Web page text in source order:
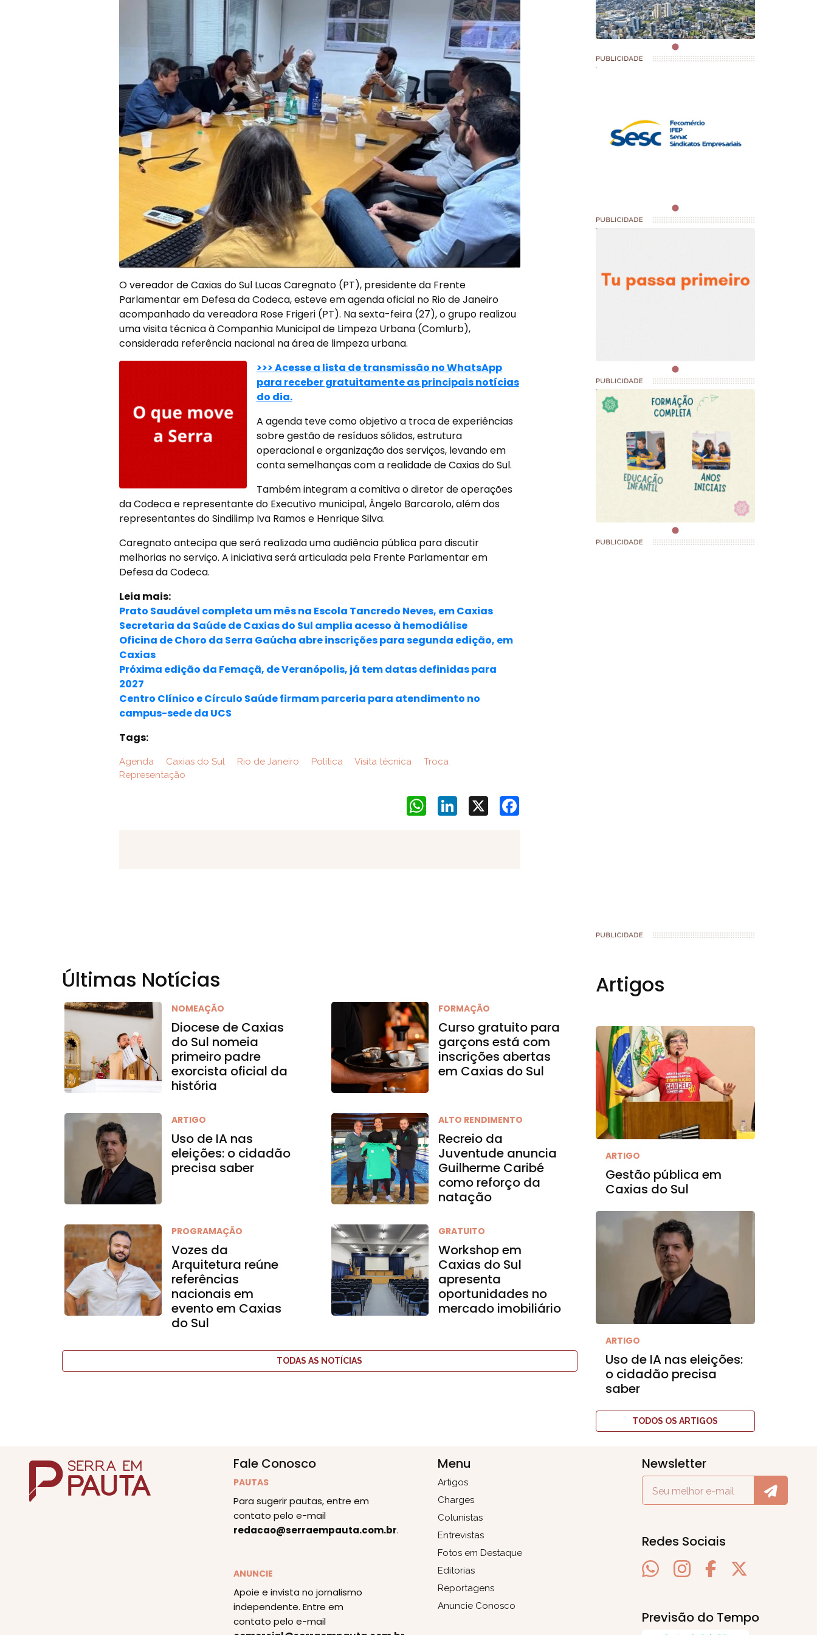
O vereador de Caxias do Sul Lucas Caregnato (PT), presidente da Frente
Parlamentar em Defesa da Codeca, esteve em agenda oficial no Rio de Janeiro
acompanhado da vereadora Rose Frigeri (PT). Na sexta-feira (27), o grupo realizou
uma visita técnica à Companhia Municipal de Limpeza Urbana (Comlurb),
considerada referência nacional na área de limpeza urbana.
>>> Acesse a lista de transmissão no WhatsApp
para receber gratuitamente as principais notícias
do dia.
A agenda teve como objetivo a troca de experiências
sobre gestão de resíduos sólidos, estrutura
operacional e organização dos serviços, levando em
conta semelhanças com a realidade de Caxias do Sul.
Também integram a comitiva o diretor de operações
da Codeca e representante do Executivo municipal, Ângelo Barcarolo, além dos
representantes do Sindilimp Iva Ramos e Henrique Silva.
Caregnato antecipa que será realizada uma audiência pública para discutir
melhorias no serviço. A iniciativa será articulada pela Frente Parlamentar em
Defesa da Codeca.
Leia mais:
Prato Saudável completa um mês na Escola Tancredo Neves, em Caxias
Secretaria da Saúde de Caxias do Sul amplia acesso à hemodiálise
Oficina de Choro da Serra Gaúcha abre inscrições para segunda edição, em
Caxias
Próxima edição da Femaçã, de Veranópolis, já tem datas definidas para
2027
Centro Clínico e Círculo Saúde firmam parceria para atendimento no
campus-sede da UCS
Tags:
Agenda Caxias do Sul Rio de Janeiro Política Visita técnica
Troca
Representação
Facebook
X
LinkedIn
WhatsApp
Últimas Notícias
NOMEAÇÃO
Diocese de Caxias
do Sul nomeia
primeiro padre
exorcista oficial da
história
FORMAÇÃO
Curso gratuito para
garçons está com
inscrições abertas
em Caxias do Sul
ARTIGO
Uso de IA nas
eleições: o cidadão
precisa saber
ALTO RENDIMENTO
Recreio da
Juventude anuncia
Guilherme Caribé
como reforço da
natação
PROGRAMAÇÃO
Vozes da
Arquitetura reúne
referências
nacionais em
evento em Caxias
do Sul
GRATUITO
Workshop em
Caxias do Sul
apresenta
oportunidades no
mercado imobiliário
TODAS AS NOTÍCIAS
Artigos
ARTIGO
Gestão pública em
Caxias do Sul
ARTIGO
Uso de IA nas eleições:
o cidadão precisa
saber
TODOS OS ARTIGOS
Fale Conosco
PAUTAS
Para sugerir pautas, entre em
contato pelo e-mail
redacao@serraempauta.com.br.
ANUNCIE
Apoie e invista no jornalismo
independente. Entre em
contato pelo e-mail
Menu
Artigos
Charges
Colunistas
Entrevistas
Fotos em Destaque
Editorias
Reportagens
Anuncie Conosco
Newsletter
Redes Sociais
Previsão do Tempo